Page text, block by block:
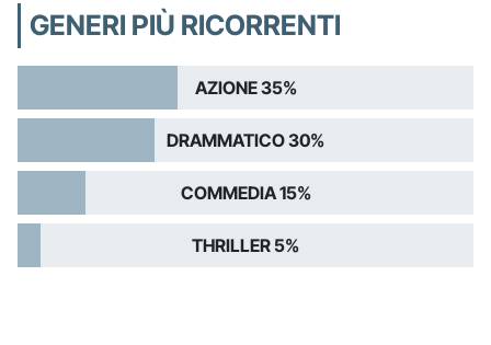
GENERI PIÙ RICORRENTI
AZIONE 35%
DRAMMATICO 30%
COMMEDIA 15%
THRILLER 5%